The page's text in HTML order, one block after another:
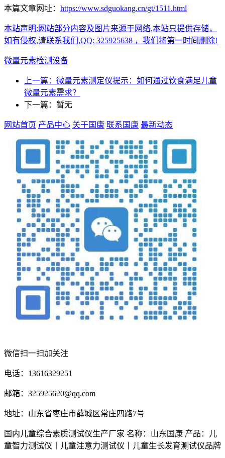
本篇文章网址： https://www.sdguokang.cn/gt/1511.html
本站声明:网站部分内容及图片来源于网络,本站只提供存储，
如有侵权,请联系我们,QQ: 325925638 ，我们将第一时间删除!
微量元素检测设备
上一篇：微量元素测定仪提示：如何通过饮食满足儿童
微量元素需求？
下一篇：暂无
网站首页 产品中心 关于国康 联系国康 最新动态
微信扫一扫加关注
电话：13616329251
邮箱：325925620@qq.com
地址：山东省枣庄市薛城区常庄四路7号
国内儿童综合素质测试仪生产厂家 名称：山东国康 产品：儿
童智力测试仪丨儿童注意力测试仪丨儿童生长发育测试仪品牌